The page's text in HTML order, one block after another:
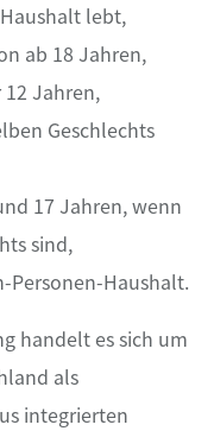
lebt,
ab 18 Jahren,
Jahren,
Geschlechts
17 Jahren, wenn
sind,
Personen-Haushalt.
handelt es sich um
als
integrierten